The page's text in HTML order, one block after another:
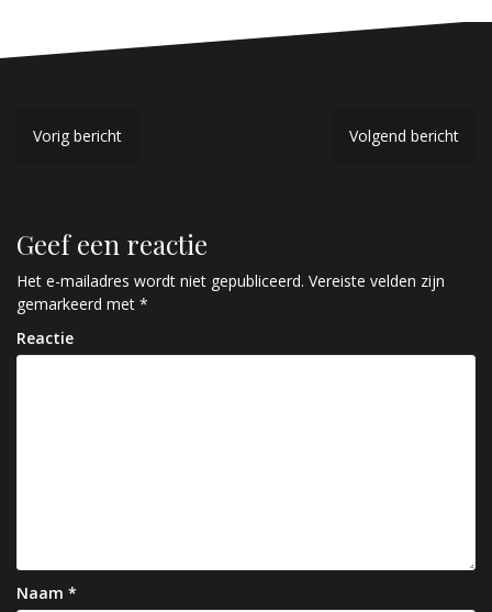
B
i
c
h
t
a
Vorig bericht Volgend bericht
Geef een reactie
Het e-mailadres wordt niet gepubliceerd. Vereiste velden zijn
gemarkeerd met *
Reactie
Naam *